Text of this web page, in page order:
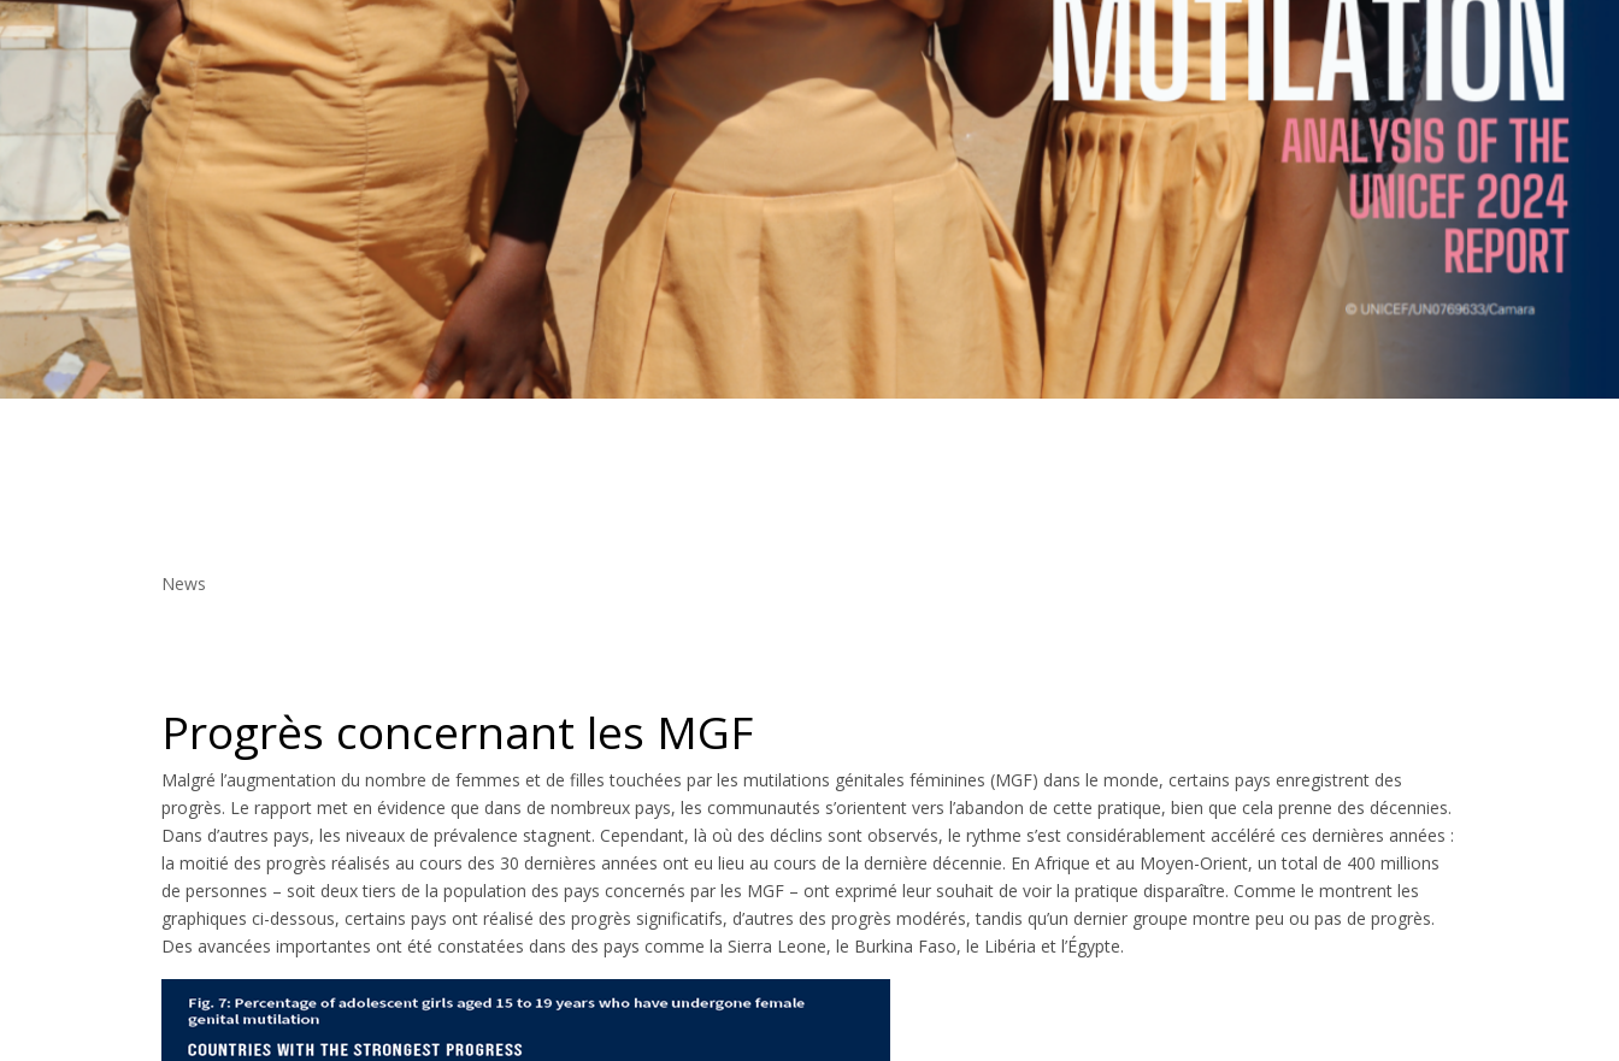
News
Progrès concernant les MGF
Malgré l’augmentation du nombre de femmes et de filles touchées par les mutilations génitales féminines (MGF) dans le monde, certains pays enregistrent des
progrès. Le rapport met en évidence que dans de nombreux pays, les communautés s’orientent vers l’abandon de cette pratique, bien que cela prenne des décennies.
Dans d’autres pays, les niveaux de prévalence stagnent. Cependant, là où des déclins sont observés, le rythme s’est considérablement accéléré ces dernières années :
la moitié des progrès réalisés au cours des 30 dernières années ont eu lieu au cours de la dernière décennie. En Afrique et au Moyen-Orient, un total de 400 millions
de personnes – soit deux tiers de la population des pays concernés par les MGF – ont exprimé leur souhait de voir la pratique disparaître. Comme le montrent les
graphiques ci-dessous, certains pays ont réalisé des progrès significatifs, d’autres des progrès modérés, tandis qu’un dernier groupe montre peu ou pas de progrès.
Des avancées importantes ont été constatées dans des pays comme la Sierra Leone, le Burkina Faso, le Libéria et l’Égypte.